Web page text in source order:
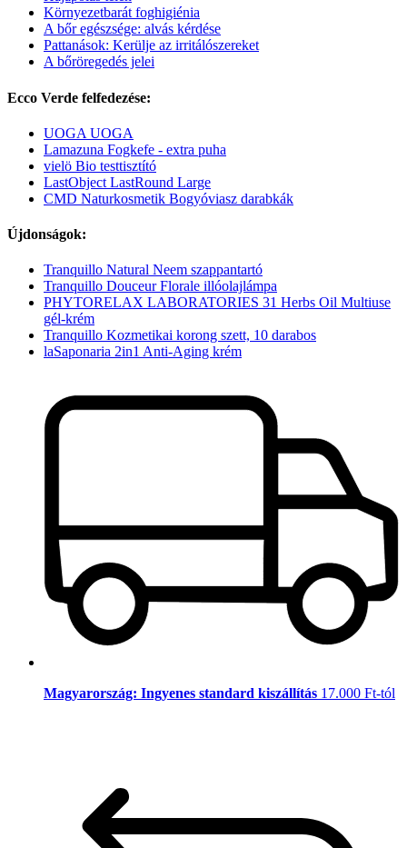
Környezetbarát foghigiénia
A bőr egészsége: alvás kérdése
Pattanások: Kerülje az irritálószereket
A bőröregedés jelei
Ecco Verde felfedezése:
UOGA UOGA
Lamazuna Fogkefe - extra puha
vielö Bio testtisztító
LastObject LastRound Large
CMD Naturkosmetik Bogyóviasz darabkák
Újdonságok:
Tranquillo Natural Neem szappantartó
Tranquillo Douceur Florale illóolajlámpa
PHYTORELAX LABORATORIES 31 Herbs Oil Multiuse
gél-krém
Tranquillo Kozmetikai korong szett, 10 darabos
laSaponaria 2in1 Anti-Aging krém
Magyarország: Ingyenes standard kiszállítás 17.000 Ft-tól